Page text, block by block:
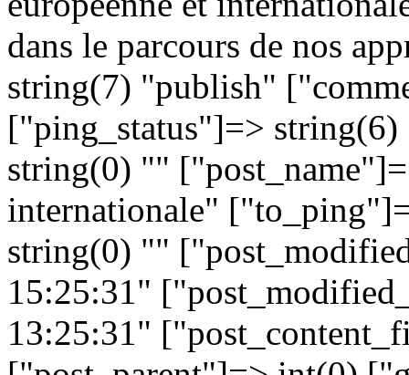
dans le parcours de nos
string(7) "publish"
["ping_status"]=>
string(0) ""
internationale"
string(0) ""
15:25:31"
13:25:31"